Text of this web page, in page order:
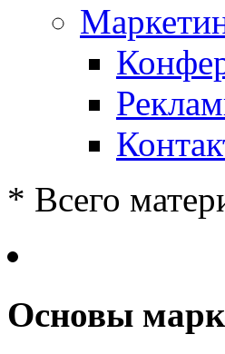
* Всего
Основы